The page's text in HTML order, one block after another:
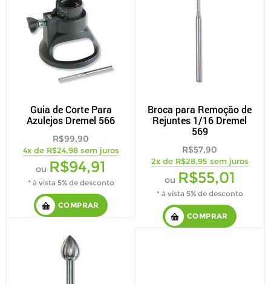
Guia de Corte Para
Azulejos Dremel 566
R$99,90
4x de R$24,98 sem juros
ou R$94,91
* à vista 5% de desconto
COMPRAR
Broca para Remoção de
Rejuntes 1/16 Dremel
569
R$57,90
2x de R$28,95 sem juros
ou R$55,01
* à vista 5% de desconto
COMPRAR